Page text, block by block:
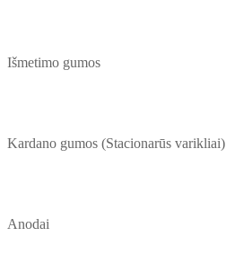
Išmetimo gumos
Kardano gumos (Stacionarūs varikliai)
Anodai